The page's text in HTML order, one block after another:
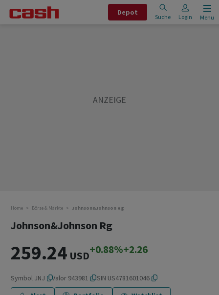
Depot
Suche Login Menu
Home Börse & Märkte Johnson&Johnson Rg
Johnson&Johnson Rg
259.24 USD+0.88%+2.26
Symbol JNJ Valor 943981 ISIN US4781601046